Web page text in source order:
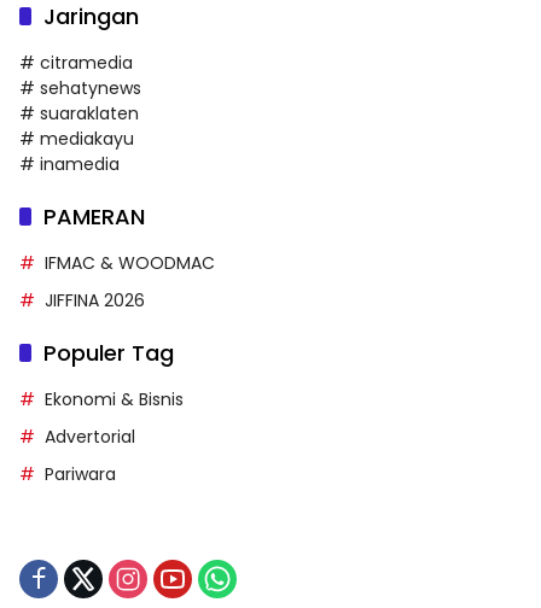
Jaringan
# citramedia
# sehatynews
# suaraklaten
# mediakayu
# inamedia
PAMERAN
IFMAC & WOODMAC
JIFFINA 2026
Populer Tag
Ekonomi & Bisnis
Advertorial
Pariwara